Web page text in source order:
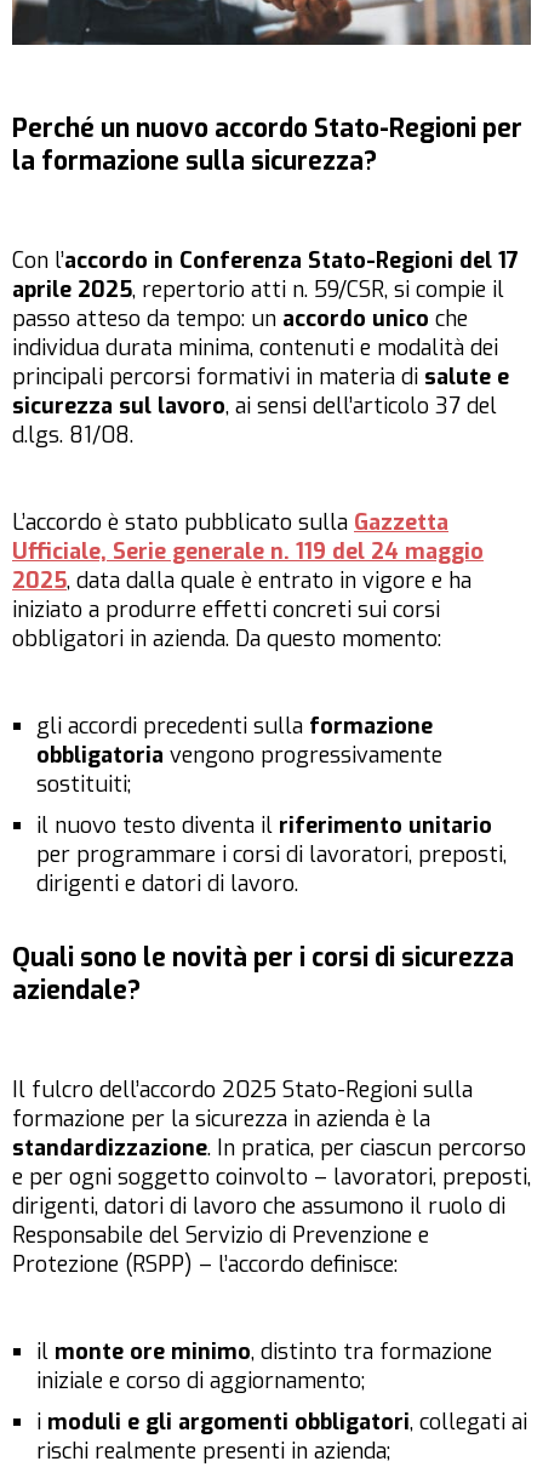
Perché un nuovo accordo Stato-Regioni per
la formazione sulla sicurezza?
Con l’accordo in Conferenza Stato-Regioni del 17
aprile 2025, repertorio atti n. 59/CSR, si compie il
passo atteso da tempo: un accordo unico che
individua durata minima, contenuti e modalità dei
principali percorsi formativi in materia di salute e
sicurezza sul lavoro, ai sensi dell’articolo 37 del
d.lgs. 81/08.
L’accordo è stato pubblicato sulla Gazzetta
Ufficiale, Serie generale n. 119 del 24 maggio
2025, data dalla quale è entrato in vigore e ha
iniziato a produrre effetti concreti sui corsi
obbligatori in azienda. Da questo momento:
gli accordi precedenti sulla formazione
obbligatoria vengono progressivamente
sostituiti;
il nuovo testo diventa il riferimento unitario
per programmare i corsi di lavoratori, preposti,
dirigenti e datori di lavoro.
Quali sono le novità per i corsi di sicurezza
aziendale?
Il fulcro dell’accordo 2025 Stato-Regioni sulla
formazione per la sicurezza in azienda è la
standardizzazione. In pratica, per ciascun percorso
e per ogni soggetto coinvolto – lavoratori, preposti,
dirigenti, datori di lavoro che assumono il ruolo di
Responsabile del Servizio di Prevenzione e
Protezione (RSPP) – l’accordo definisce:
il monte ore minimo, distinto tra formazione
iniziale e corso di aggiornamento;
i moduli e gli argomenti obbligatori, collegati ai
rischi realmente presenti in azienda;